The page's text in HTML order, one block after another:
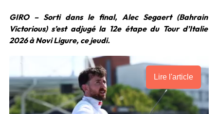
GIRO – Sorti dans le final, Alec Segaert (Bahrain
Victorious) s’est adjugé la 12e étape du Tour d’Italie
2026 à Novi Ligure, ce jeudi.
Lire l'article